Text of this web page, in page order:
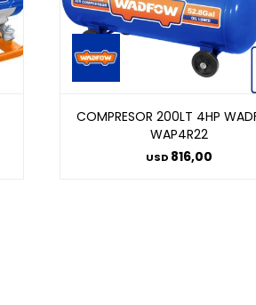
COMPRESOR 200LT 4HP
WAP4R22
USD 816,00